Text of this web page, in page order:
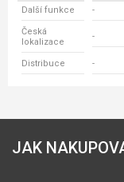
Další funkce
-
Česká
lokalizace
-
Distribuce -
JAK